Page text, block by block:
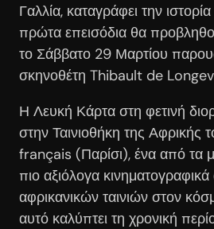
Γαλλία, καταγράφει την
πρώτα επεισόδια θα
το Σάββατο 29 Μαρτίου
σκηνοθέτη Thibault de
Η Λευκή Κάρτα στη φετινή
στην Ταινιοθήκη της Αφρικής
français (Παρίσι), ένα από τα
πιο αξιόλογα κινηματογραφικά
αφρικανικών ταινιών στον
αυτό καλύπτει τη χρονική